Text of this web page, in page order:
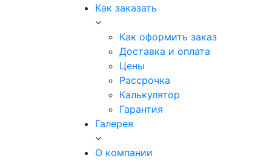
Как заказать
Как оформить заказ
Доставка и оплата
Цены
Рассрочка
Калькулятор
Гарантия
Галерея
О компании